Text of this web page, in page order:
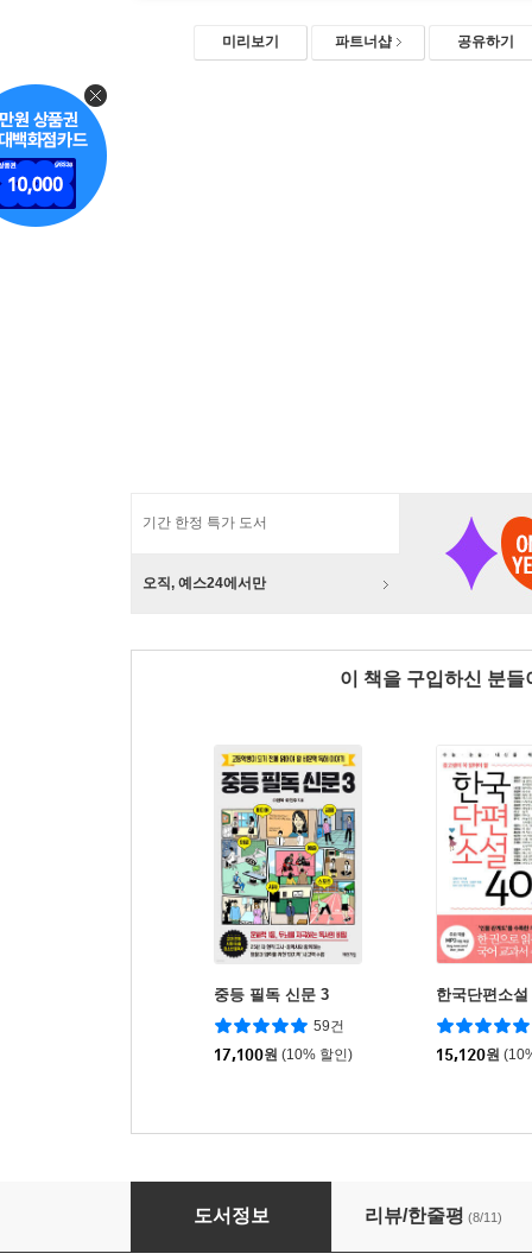
미리보기 파트너샵 공유하기
기간 한정 특가 도서
오직, 예스24에서만
이 책을 구입하신 분
중등 필독 신문 3
59건
17,100원 (10% 할인)
한국단편소설
15,120원
국어 교과서 작품 읽기 : 중1 세트
도서정보 리뷰/한줄평 (8/11)